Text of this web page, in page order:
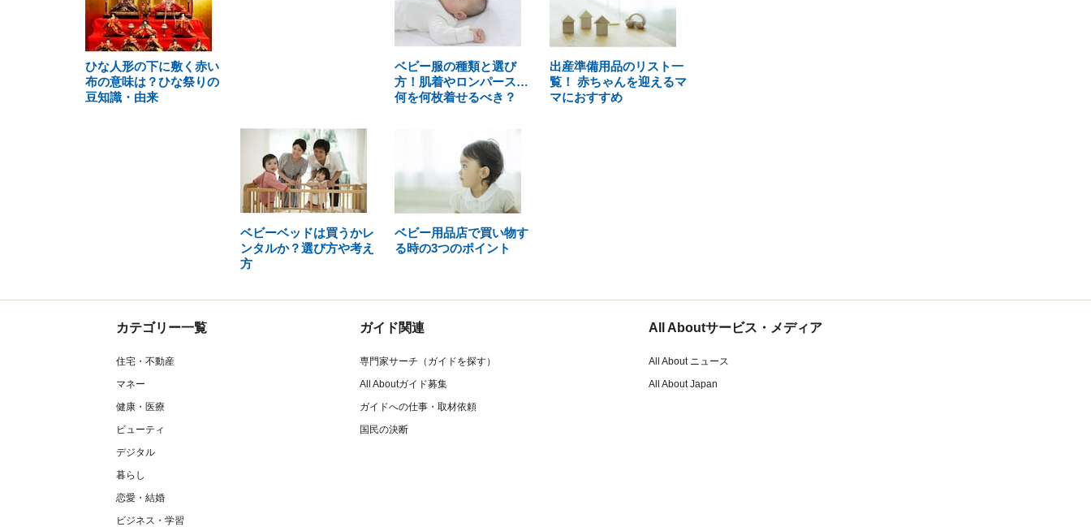
ひな人形の下に敷く赤い
布の意味は？ひな祭りの
豆知識・由来
ベビー服の種類と選び
方！肌着やロンパース…
何を何枚着せるべき？
出産準備用品のリスト一
覧！ 赤ちゃんを迎えるマ
マにおすすめ
ベビーベッドは買うかレ
ンタルか？選び方や考え
方
ベビー用品店で買い物す
る時の3つのポイント
カテゴリー一覧
住宅・不動産
マネー
健康・医療
ビューティ
デジタル
暮らし
恋愛・結婚
ビジネス・学習
ガイド関連
専門家サーチ（ガイドを探す）
All Aboutガイド募集
ガイドへの仕事・取材依頼
国民の決断
All Aboutサービス・メディア
All About ニュース
All About Japan